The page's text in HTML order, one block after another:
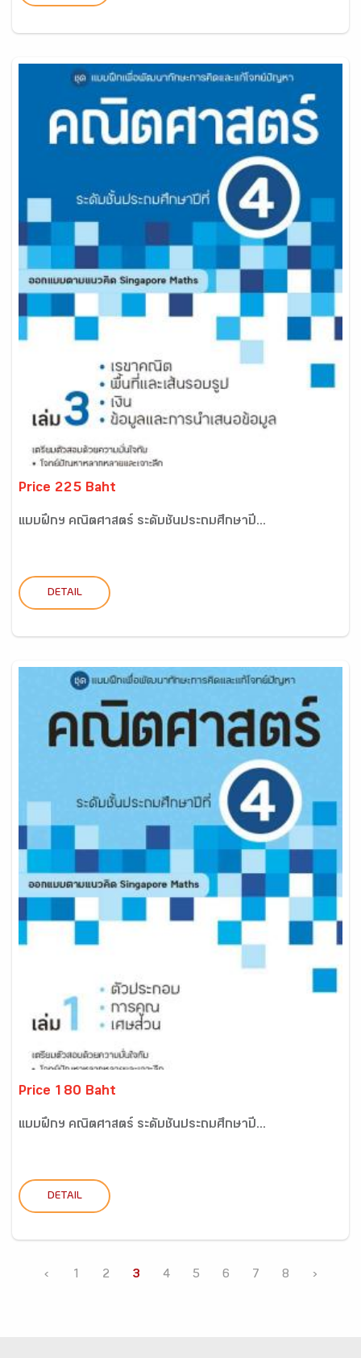
Price 225 Baht
แบบฝึกฯ คณิตศาสตร์ ระดับชั้นประถมศึกษาปี...
DETAIL
Price 180 Baht
แบบฝึกฯ คณิตศาสตร์ ระดับชั้นประถมศึกษาปี...
DETAIL
‹ 1 2 3 4 5 6 7 8 ›